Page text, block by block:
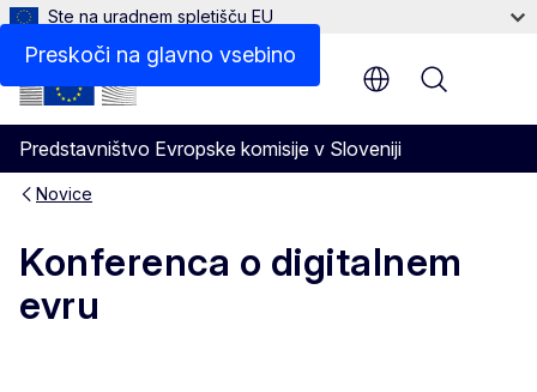
Preskoči na glavno vsebino
Ste na uradnem spletišču EU
Predstavništvo Evropske komisije v Sloveniji
Menu
Novice
Konferenca o digitalnem
evru